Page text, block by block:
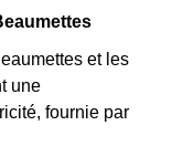
et les
une
fournie par